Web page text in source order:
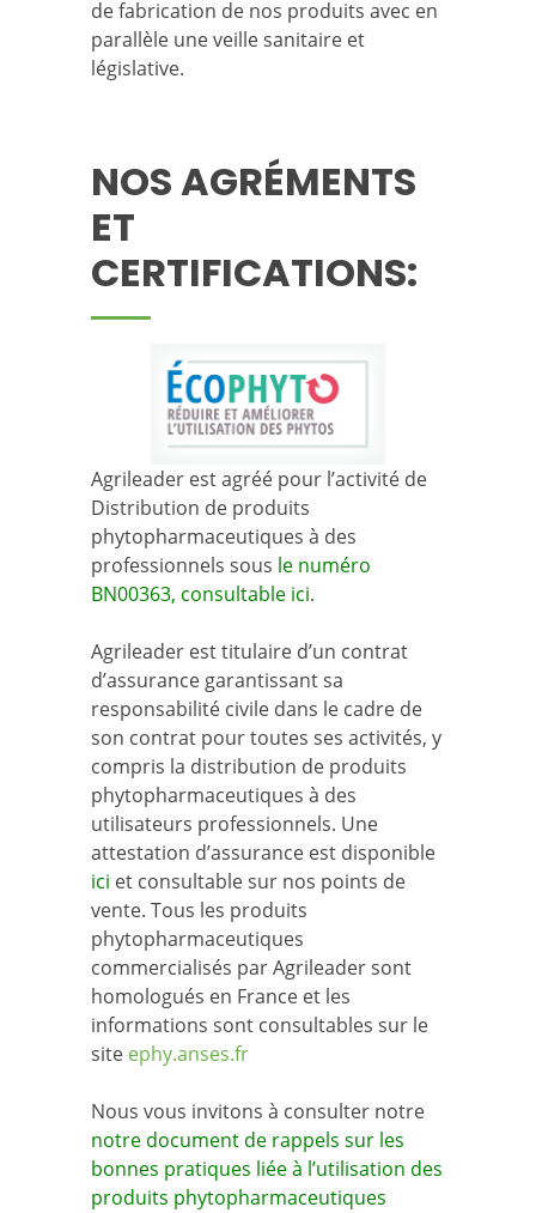
de fabrication de nos produits avec en
parallèle une veille sanitaire et
législative.
NOS AGRÉMENTS
ET
CERTIFICATIONS:
Agrileader est agréé pour l’activité de
Distribution de produits
phytopharmaceutiques à des
professionnels sous le numéro
BN00363, consultable ici.
Agrileader est titulaire d’un contrat
d’assurance garantissant sa
responsabilité civile dans le cadre de
son contrat pour toutes ses activités, y
compris la distribution de produits
phytopharmaceutiques à des
utilisateurs professionnels. Une
attestation d’assurance est disponible
ici et consultable sur nos points de
vente. Tous les produits
phytopharmaceutiques
commercialisés par Agrileader sont
homologués en France et les
informations sont consultables sur le
site ephy.anses.fr
Nous vous invitons à consulter notre
notre document de rappels sur les
bonnes pratiques liée à l’utilisation des
produits phytopharmaceutiques